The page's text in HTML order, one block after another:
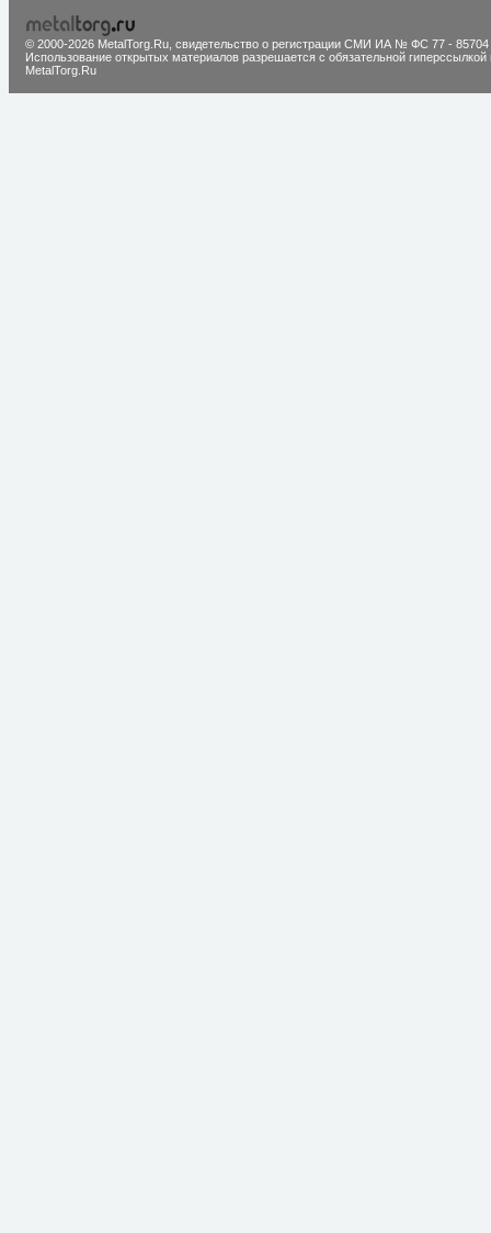
© 2000-2026 MetalTorg.Ru, cвидетельство о регистрации СМИ ИА № ФС 77 - 85704
Использование открытых материалов разрешается с обязательной гиперссылкой
MetalTorg.Ru